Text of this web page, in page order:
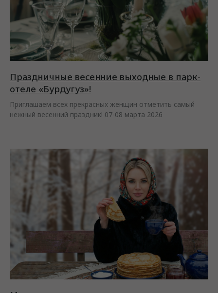
Праздничные весенние выходные в парк-
отеле «Бурдугуз»!
Приглашаем всех прекрасных женщин отметить самый
нежный весенний праздник! 07-08 марта 2026